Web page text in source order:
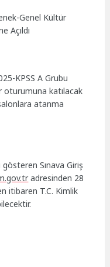
Genel Kültür
Açıldı
KPSS A Grubu
oturumuna katılacak
atanma
Sınava Giriş
adresinden 28
itibaren T.C. Kimlik